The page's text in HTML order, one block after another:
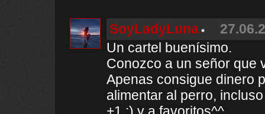
SoyLadyLuna
Un cartel buenísimo.
Conozco a un señor que
Apenas consigue dinero
alimentar al perro,